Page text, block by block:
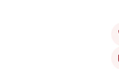
Minh Long lành nghề. Mang
gian bàn ăn của bạn